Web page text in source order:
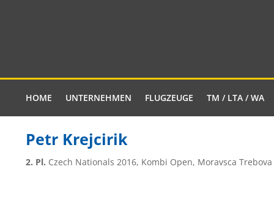
HOME UNTERNEHMEN FLUGZEUGE TM / LTA / WA
Petr Krejcirik
2. Pl. Czech Nationals 2016, Kombi Open, Moravsca Trebova